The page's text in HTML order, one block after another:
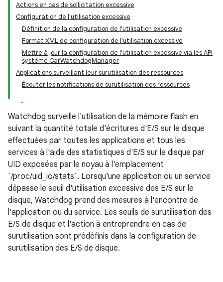
Actions en cas de sollicitation excessive
Configuration de l'utilisation excessive
Définition de la configuration de l'utilisation excessive
Format XML de configuration de l'utilisation excessive
Mettre à jour la configuration de l'utilisation excessive via les API
système CarWatchdogManager
Applications surveillant leur surutilisation des ressources
Écouter les notifications de surutilisation des ressources
Watchdog surveille l'utilisation de la mémoire flash en
suivant la quantité totale d'écritures d'E/S sur le disque
effectuées par toutes les applications et tous les
services à l'aide des statistiques d'E/S sur le disque par
UID exposées par le noyau à l'emplacement
`/proc/uid_io/stats`. Lorsqu'une application ou un service
dépasse le seuil d'utilisation excessive des E/S sur le
disque, Watchdog prend des mesures à l'encontre de
l'application ou du service. Les seuils de surutilisation des
E/S de disque et l'action à entreprendre en cas de
surutilisation sont prédéfinis dans la configuration de
surutilisation des E/S de disque.